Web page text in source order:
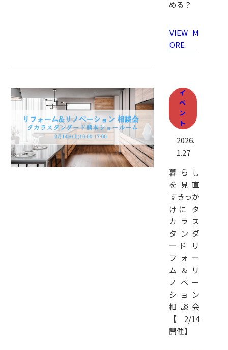
める？
VIEW M
ORE
イ
ベ
ン
ト
2026.
1.27
暮らし
を見直
すきっか
けに タ
カラス
タンダ
ード リ
フォー
ム＆リ
ノベー
ション
相談会
【2/14
開催】